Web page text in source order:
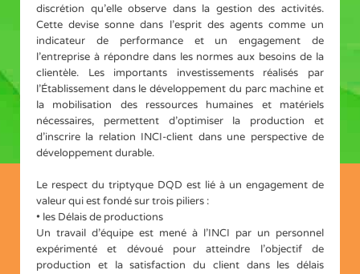
discrétion qu’elle observe dans la gestion des activités.
Cette devise sonne dans l’esprit des agents comme un
indicateur de performance et un engagement de
l’entreprise à répondre dans les normes aux besoins de la
clientèle. Les importants investissements réalisés par
l’Établissement dans le développement du parc machine et
la mobilisation des ressources humaines et matériels
nécessaires, permettent d’optimiser la production et
d’inscrire la relation INCI-client dans une perspective de
développement durable.
Le respect du triptyque DQD est lié à un engagement de
valeur qui est fondé sur trois piliers :
• les Délais de productions
Un travail d’équipe est mené à l’INCI par un personnel
expérimenté et dévoué pour atteindre l’objectif de
production et la satisfaction du client dans les délais